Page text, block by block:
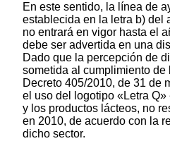
En este sentido, la línea de
establecida en la letra b) del
no entrará en vigor hasta el
debe ser advertida en una
Dado que la percepción de
sometida al cumplimiento de
Decreto 405/2010, de 31 de
el uso del logotipo «Letra
y los productos lácteos, no
en 2010, de acuerdo con la
dicho sector.